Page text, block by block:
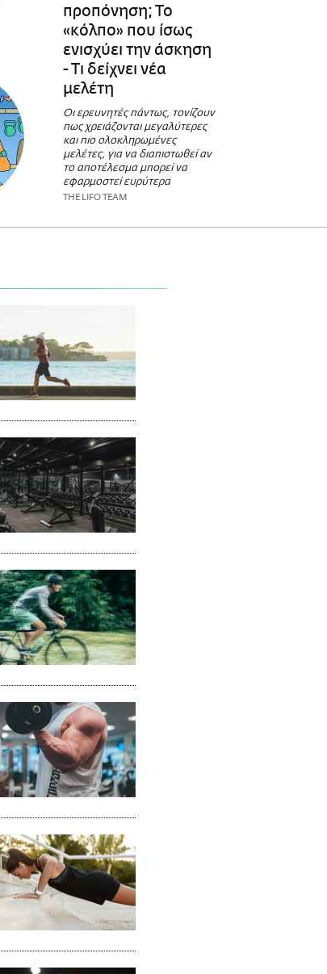
προπόνηση; Το
«κόλπο» που ίσως
ενισχύει την άσκηση
- Τι δείχνει νέα
μελέτη
Οι ερευνητές πάντως, τονίζουν
πως χρειάζονται μεγαλύτερες
και πιο ολοκληρωμένες
μελέτες, για να διαπιστωθεί αν
το αποτέλεσμα μπορεί να
εφαρμοστεί ευρύτερα
THE LIFO TEAM